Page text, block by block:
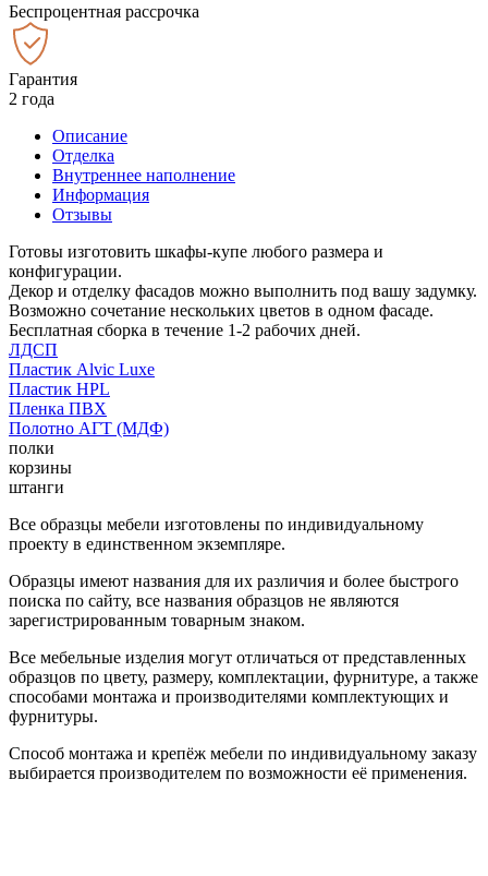
Беспроцентная рассрочка
Гарантия
2 года
Описание
Отделка
Внутреннее наполнение
Информация
Отзывы
Готовы изготовить шкафы-купе любого размера и
конфигурации.
Декор и отделку фасадов можно выполнить под вашу задумку.
Возможно сочетание нескольких цветов в одном фасаде.
Бесплатная сборка в течение 1-2 рабочих дней.
ЛДСП
Пластик Alvic Luxe
Пластик HPL
Пленка ПВХ
Полотно АГТ (МДФ)
полки
корзины
штанги
Все образцы мебели изготовлены по индивидуальному
проекту в единственном экземпляре.
Образцы имеют названия для их различия и более быстрого
поиска по сайту, все названия образцов не являются
зарегистрированным товарным знаком.
Все мебельные изделия могут отличаться от представленных
образцов по цвету, размеру, комплектации, фурнитуре, а также
способами монтажа и производителями комплектующих и
фурнитуры.
Способ монтажа и крепёж мебели по индивидуальному заказу
выбирается производителем по возможности её применения.